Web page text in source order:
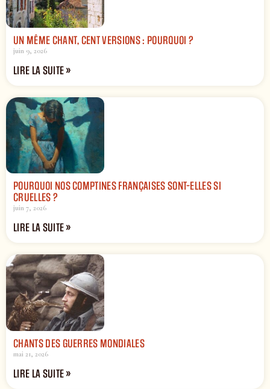
UN MÊME CHANT, CENT VERSIONS : POURQUOI ?
juin 9, 2026
LIRE LA SUITE »
POURQUOI NOS COMPTINES FRANÇAISES SONT-ELLES SI
CRUELLES ?
juin 7, 2026
LIRE LA SUITE »
CHANTS DES GUERRES MONDIALES
mai 21, 2026
LIRE LA SUITE »